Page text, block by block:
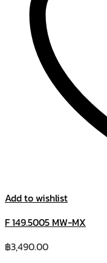
Add to wishlist
F 149.5005 MW-MX
฿3,490.00